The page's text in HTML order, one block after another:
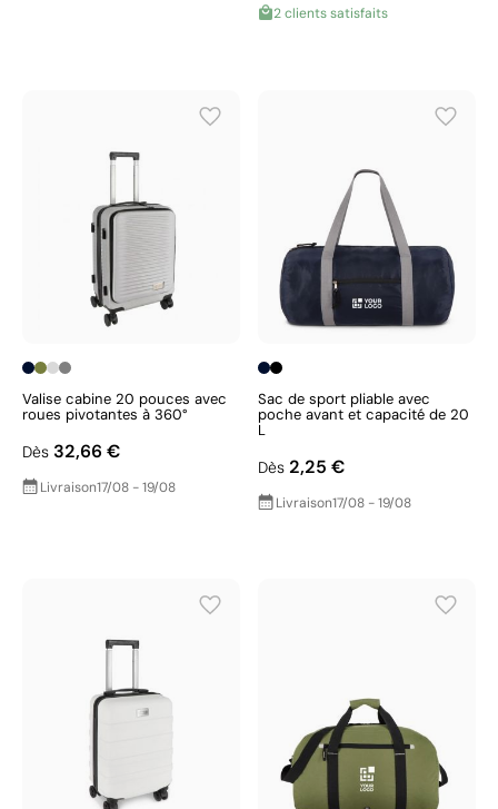
2 clients satisfaits
Valise cabine 20 pouces avec
roues pivotantes à 360°
Dès 32,66 €
Livraison17/08 - 19/08
Sac de sport pliable avec
poche avant et capacité de 20
L
Dès 2,25 €
Livraison17/08 - 19/08